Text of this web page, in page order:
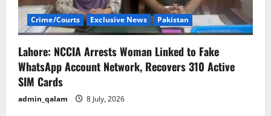
Crime/Courts Exclusive News Pakistan
Lahore: NCCIA Arrests Woman Linked to Fake
WhatsApp Account Network, Recovers 310 Active
SIM Cards
admin_qalam 8 July, 2026